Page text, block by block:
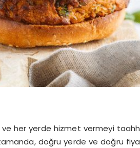
her yerde hizmet vermeyi
doğru yerde ve doğru